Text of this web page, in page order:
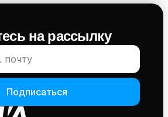
на рассылку
Подписаться